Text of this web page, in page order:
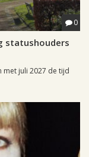
0
statushouders
met juli 2027 de tijd